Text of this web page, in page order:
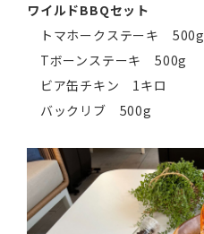
ワイルドBBQセット
トマホークステーキ 500g
Tボーンステーキ 500g
ビア缶チキン 1キロ
バックリブ 500g